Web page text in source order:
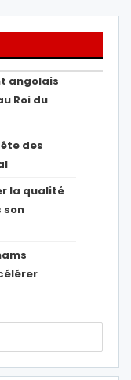
angolais
Roi du
des
la qualité
son